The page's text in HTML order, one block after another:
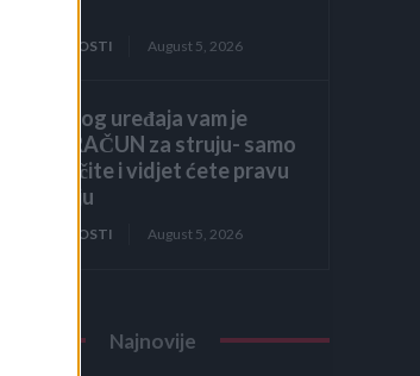
ZANIMLJIVOSTI August 5, 2026
Zbog ovog uređaja vam je
VISOK RAČUN za struju- samo
ga isključite i vidjet ćete pravu
potrošnju
ZANIMLJIVOSTI August 5, 2026
Najnovije